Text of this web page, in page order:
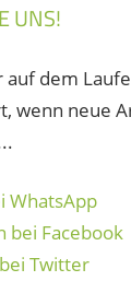
UNS!
auf dem
wenn neue
WhatsApp
bei Facebook
Twitter